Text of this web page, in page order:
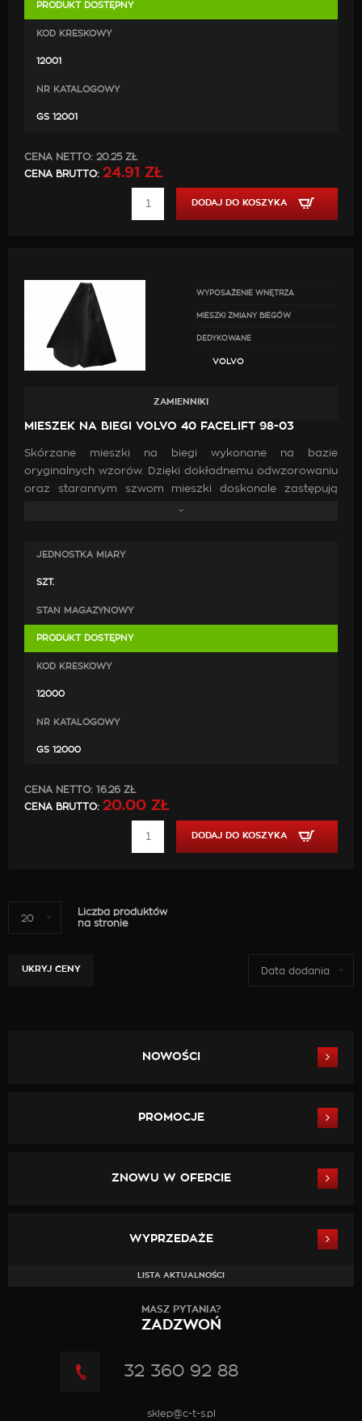
PRODUKT DOSTĘPNY
KOD KRESKOWY
12001
NR KATALOGOWY
GS 12001
CENA NETTO: 20.25 ZŁ
CENA BRUTTO: 24.91 ZŁ
DODAJ DO KOSZYKA
WYPOSAŻENIE WNĘTRZA
MIESZKI ZMIANY BIEGÓW
DEDYKOWANE
VOLVO
ZAMIENNIKI
MIESZEK NA BIEGI VOLVO 40 FACELIFT 98-03
Skórzane mieszki na biegi wykonane na bazie
oryginalnych wzorów. Dzięki dokładnemu odwzorowaniu
oraz starannym szwom mieszki doskonale zastępują
oryginalne. Wykonanie ich z wysokiej jakości skóry oraz
się do poprawy estetyki wewnątrz samochodu.
JEDNOSTKA MIARY
SZT.
STAN MAGAZYNOWY
PRODUKT DOSTĘPNY
KOD KRESKOWY
12000
NR KATALOGOWY
GS 12000
CENA NETTO: 16.26 ZŁ
CENA BRUTTO: 20.00 ZŁ
DODAJ DO KOSZYKA
20
Liczba produktów
na stronie
UKRYJ CENY Data dodania
NOWOŚCI
PROMOCJE
ZNOWU W OFERCIE
WYPRZEDAŻE
LISTA AKTUALNOŚCI
MASZ PYTANIA?
ZADZWOŃ
32 360 92 88
sklep@c-t-s.pl